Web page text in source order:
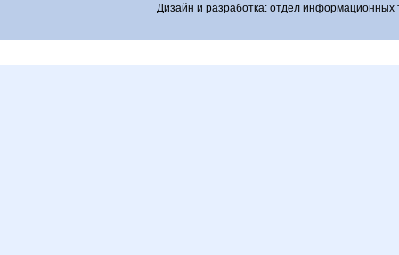
Дизайн и разработка: отдел информационных